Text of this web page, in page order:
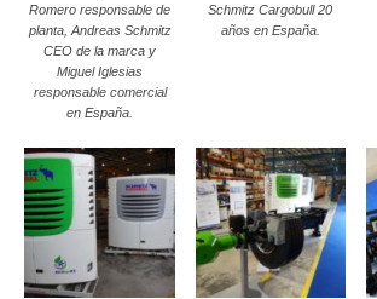
Romero responsable de
planta, Andreas Schmitz
CEO de la marca y
Miguel Iglesias
responsable comercial
en España.
Schmitz Cargobull 20
años en España.